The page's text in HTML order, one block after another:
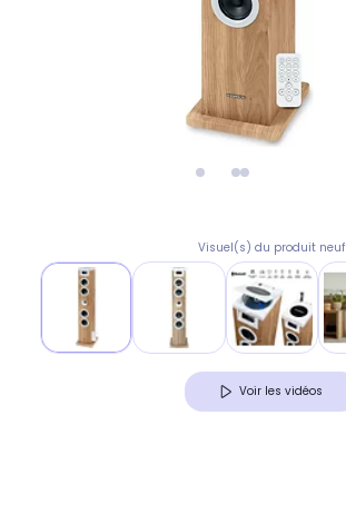
Visuel(s) du produit neuf
Voir les vidéos